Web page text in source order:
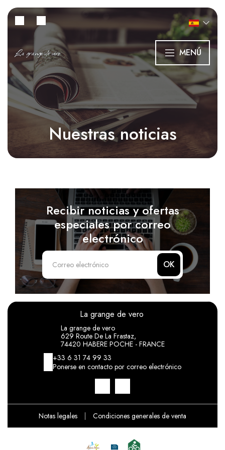
La grange de vero MENÚ
Nuestras noticias
Recibir noticias y ofertas
especiales por correo
electrónico
OK
La grange de vero
La grange de vero
629 Route De La Frastaz,
74420 HABERE POCHE - FRANCE
+33 6 31 74 99 33
Ponerse en contacto por correo electrónico
Notas legales Condiciones generales de venta